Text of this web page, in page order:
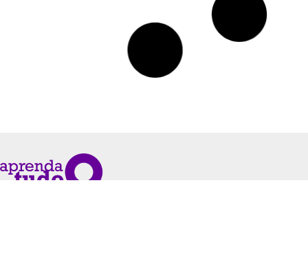
Negativados sem Entrada: Descubra
Como Conseguir